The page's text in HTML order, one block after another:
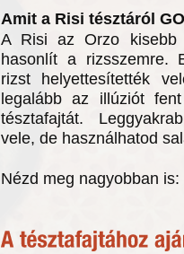
Amit a Risi tésztáról
A Risi az Orzo kisebb
hasonlít a rizsszemre.
rizst helyettesítették
legalább az illúziót
tésztafajtát.
vele, de használhatod
Nézd meg nagyobban is: